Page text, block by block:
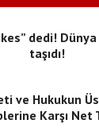
dedi! Dünya
taşıdı!
ve Hukukun
Karşı Net